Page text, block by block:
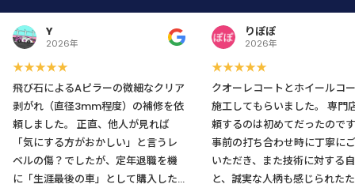
Y
2026年
★★★★★
飛び石によるAピラーの微細なクリア
剥がれ（直径3mm程度）の補修を依
頼しました。 正直、他人が見れば
「気にする方がおかしい」と言うレ
ベルの傷？でしたが、定年退職を機
に「生涯最後の車」として購入した
りぽぽ
2026年
★★★★★
クオーレコートとホイールコ
施工してもらいました。 専門店に依
頼するのは初めてだったので
事前の打ち合わせ時に丁寧に
いただき、また技術に対する
と、誠実な人柄も感じられた